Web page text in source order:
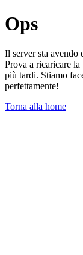
Ops
Il server sta avendo
Prova a ricaricare
più tardi. Stiamo
perfettamente!
Torna alla home